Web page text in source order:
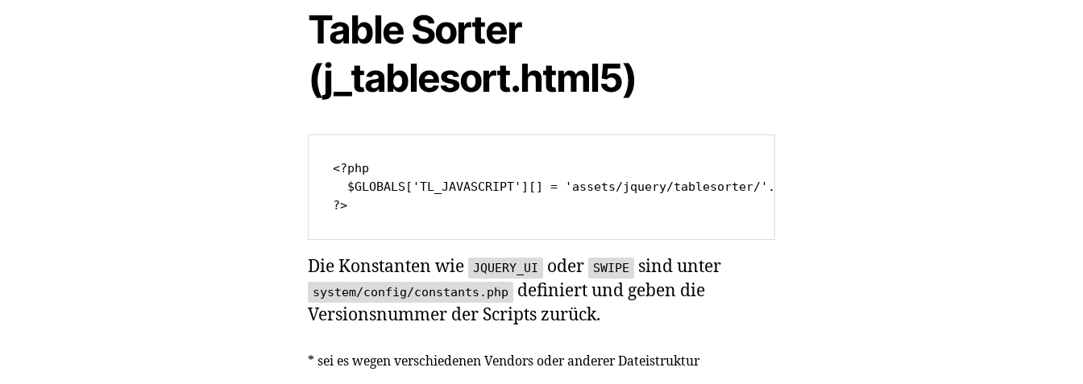
Table Sorter
(j_tablesort.html5)
<?php
  $GLOBALS['TL_JAVASCRIPT'][] = 'assets/jquery/tablesorter/'.TABLESORTER.'/js/tablesorter.js|static';
?>
Die Konstanten wie JQUERY_UI oder SWIPE sind unter
system/config/constants.php
definiert und geben die
Versionsnummer der Scripts zurück.
* sei es wegen verschiedenen Vendors oder anderer Dateistruktur